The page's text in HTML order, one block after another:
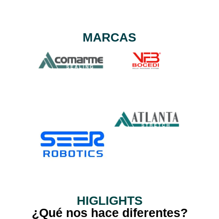
MARCAS
HIGLIGHTS
¿Qué nos hace diferentes?